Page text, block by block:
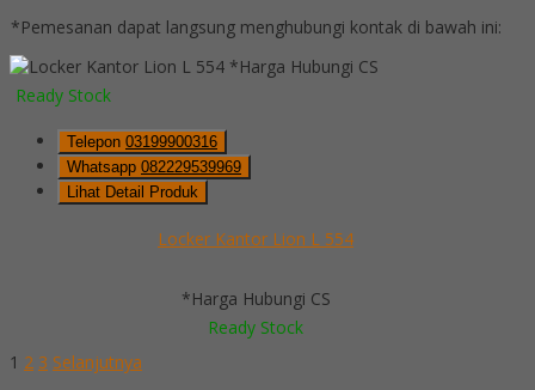
*Pemesanan dapat langsung menghubungi kontak di bawah ini:
*Harga Hubungi CS
Ready Stock
Telepon 03199900316
Whatsapp 082229539969
Lihat Detail Produk
Locker Kantor Lion L 554
*Harga Hubungi CS
Ready Stock
1 2 3 Selanjutnya